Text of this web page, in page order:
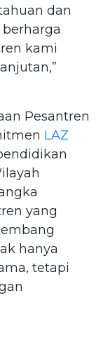
dan
kami
Pesantren
LAZ
yang
hanya
tetapi